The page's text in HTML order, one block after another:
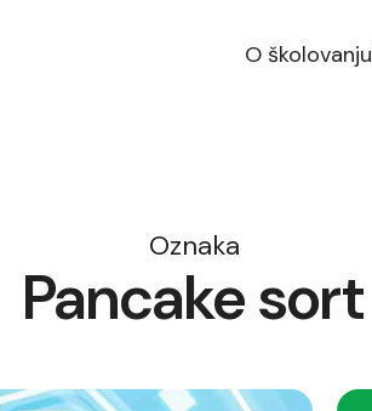
O školovanju
Oznaka
Pancake sort